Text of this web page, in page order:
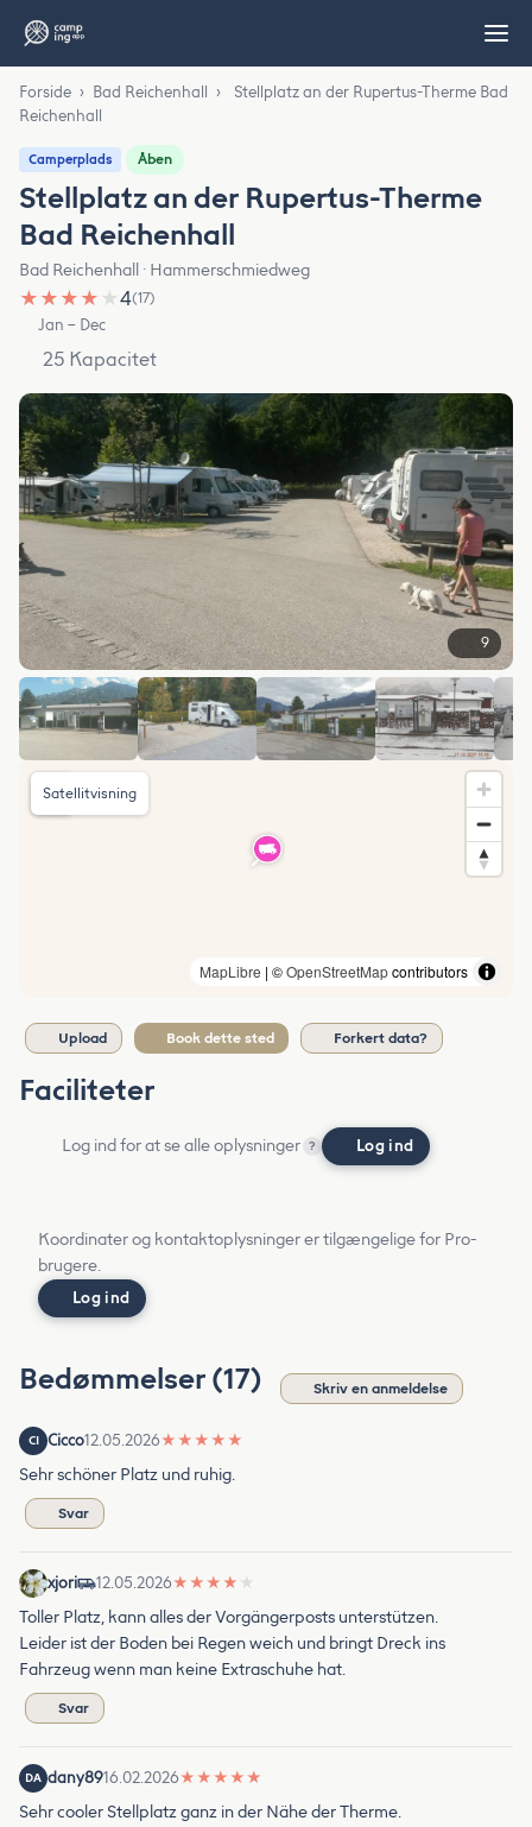
Forside › Bad Reichenhall ›
Stellplatz an der Rupertus-Therme Bad
Reichenhall
Camperplads Åben
Stellplatz an der Rupertus-Therme
Bad Reichenhall
Bad Reichenhall · Hammerschmiedweg
★ ★ ★ ★ ★4(17)
Jan – Dec
25 Kapacitet
9
MapLibre | ©OpenStreetMapcontributors
Satellitvisning
Upload Book dette sted Forkert data?
Faciliteter
Log ind for at se alle oplysninger ? Log ind
Koordinater og kontaktoplysninger er tilgængelige for Pro-
brugere.
Log ind
Bedømmelser (17) Skriv en anmeldelse
CI Cicco12.05.2026★ ★ ★ ★ ★
Sehr schöner Platz und ruhig.
Svar
xjori 12.05.2026★ ★ ★ ★ ★
Toller Platz, kann alles der Vorgängerposts unterstützen.
Leider ist der Boden bei Regen weich und bringt Dreck ins
Fahrzeug wenn man keine Extraschuhe hat.
Svar
DA dany8916.02.2026★ ★ ★ ★ ★
Sehr cooler Stellplatz ganz in der Nähe der Therme.